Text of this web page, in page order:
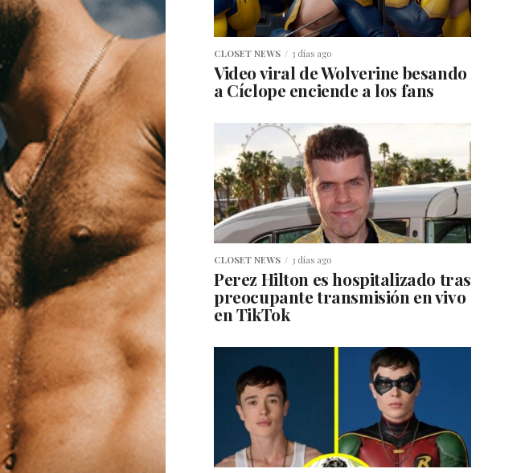
CLOSET NEWS 3 días ago
Video viral de Wolverine besando
a Cíclope enciende a los fans
CLOSET NEWS 3 días ago
Perez Hilton es hospitalizado tras
preocupante transmisión en vivo
en TikTok